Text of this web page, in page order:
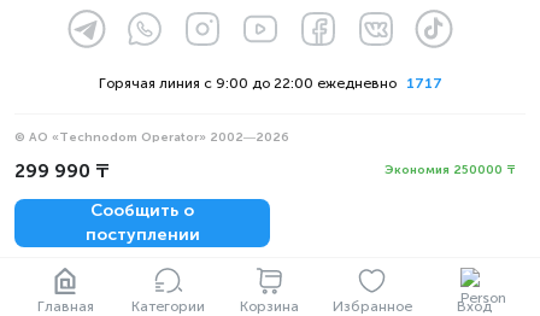
Главная Категории Корзина Избранное Вход
299 990 ₸ Экономия 250000 ₸
Сообщить о
поступлении
1717
Горячая линия с 9:00 до 22:00 ежедневно
© АО «Technodom Operator» 2002—2026
Мы принимаем:
Политика конфиденциальности